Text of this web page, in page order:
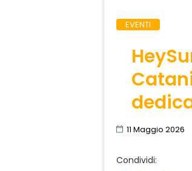
EVENTI
11 Maggio 2026
Condividi: